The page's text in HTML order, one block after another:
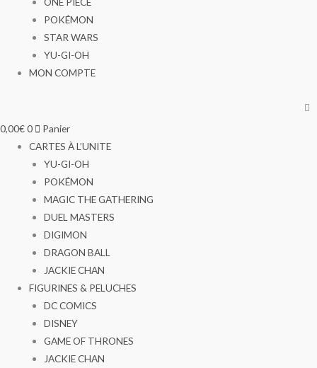
POKÉMON
STAR WARS
YU-GI-OH
MON COMPTE
0,00€0
Panier
CARTES À L’UNITE
YU-GI-OH
POKÉMON
MAGIC THE GATHERING
DUEL MASTERS
DIGIMON
DRAGON BALL
JACKIE CHAN
FIGURINES & PELUCHES
DC COMICS
DISNEY
GAME OF THRONES
JACKIE CHAN